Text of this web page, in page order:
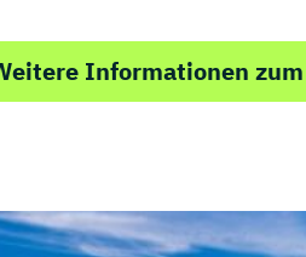
Informationen